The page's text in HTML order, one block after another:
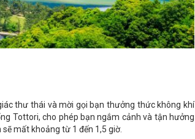
thư thái và mời gọi bạn thưởng thức không khí
Tottori, cho phép bạn ngắm cảnh và tận hưởng
mất khoảng từ 1 đến 1,5 giờ.